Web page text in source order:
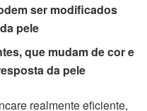
ser modificados
pele
que mudam de cor e
da pele
realmente eficiente,